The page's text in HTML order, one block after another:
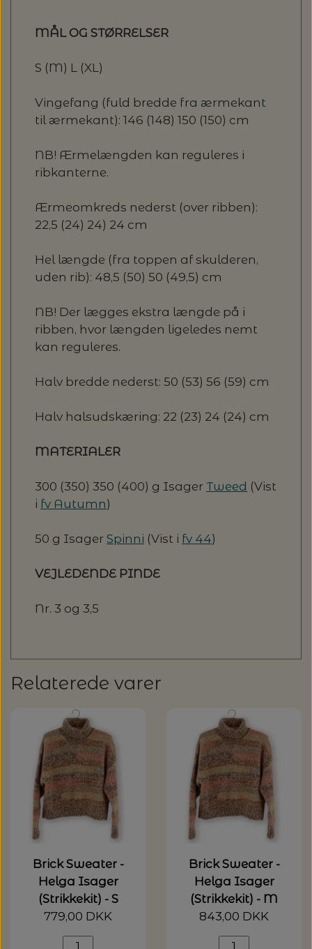
MÅL OG STØRRELSER
S (M) L (XL)
Vingefang (fuld bredde fra ærmekant
til ærmekant): 146 (148) 150 (150) cm
NB! Ærmelængden kan reguleres i
ribkanterne.
Ærmeomkreds nederst (over ribben):
22,5 (24) 24) 24 cm
Hel længde (fra toppen af skulderen,
uden rib): 48,5 (50) 50 (49,5) cm
NB! Der lægges ekstra længde på i
ribben, hvor længden ligeledes nemt
kan reguleres.
Halv bredde nederst: 50 (53) 56 (59) cm
Halv halsudskæring: 22 (23) 24 (24) cm
MATERIALER
300 (350) 350 (400) g Isager Tweed (Vist
i fv Autumn)
50 g Isager Spinni (Vist i fv 44)
VEJLEDENDE PINDE
Nr. 3 og 3,5
Relaterede varer
Brick Sweater -
Helga Isager
(Strikkekit) - S
779,00 DKK
Brick Sweater -
Helga Isager
(Strikkekit) - M
843,00 DKK